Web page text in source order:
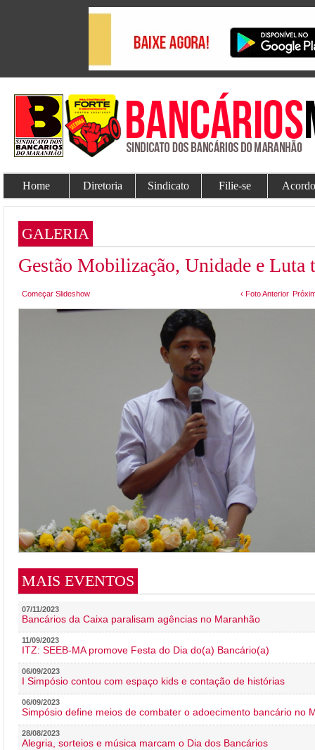
Home Diretoria Sindicato Filie-se
GALERIA
Gestão Mobilização, Unidade e
Começar Slideshow ‹ Foto Anterior
MAIS EVENTOS
07/11/2023
Bancários da Caixa paralisam agências no Maranhão
11/09/2023
ITZ: SEEB-MA promove Festa do Dia do(a) Bancário(a)
06/09/2023
I Simpósio contou com espaço kids e contação de histórias
06/09/2023
Simpósio define meios de combater o adoecimento bancário no
28/08/2023
Alegria, sorteios e música marcam o Dia dos Bancários